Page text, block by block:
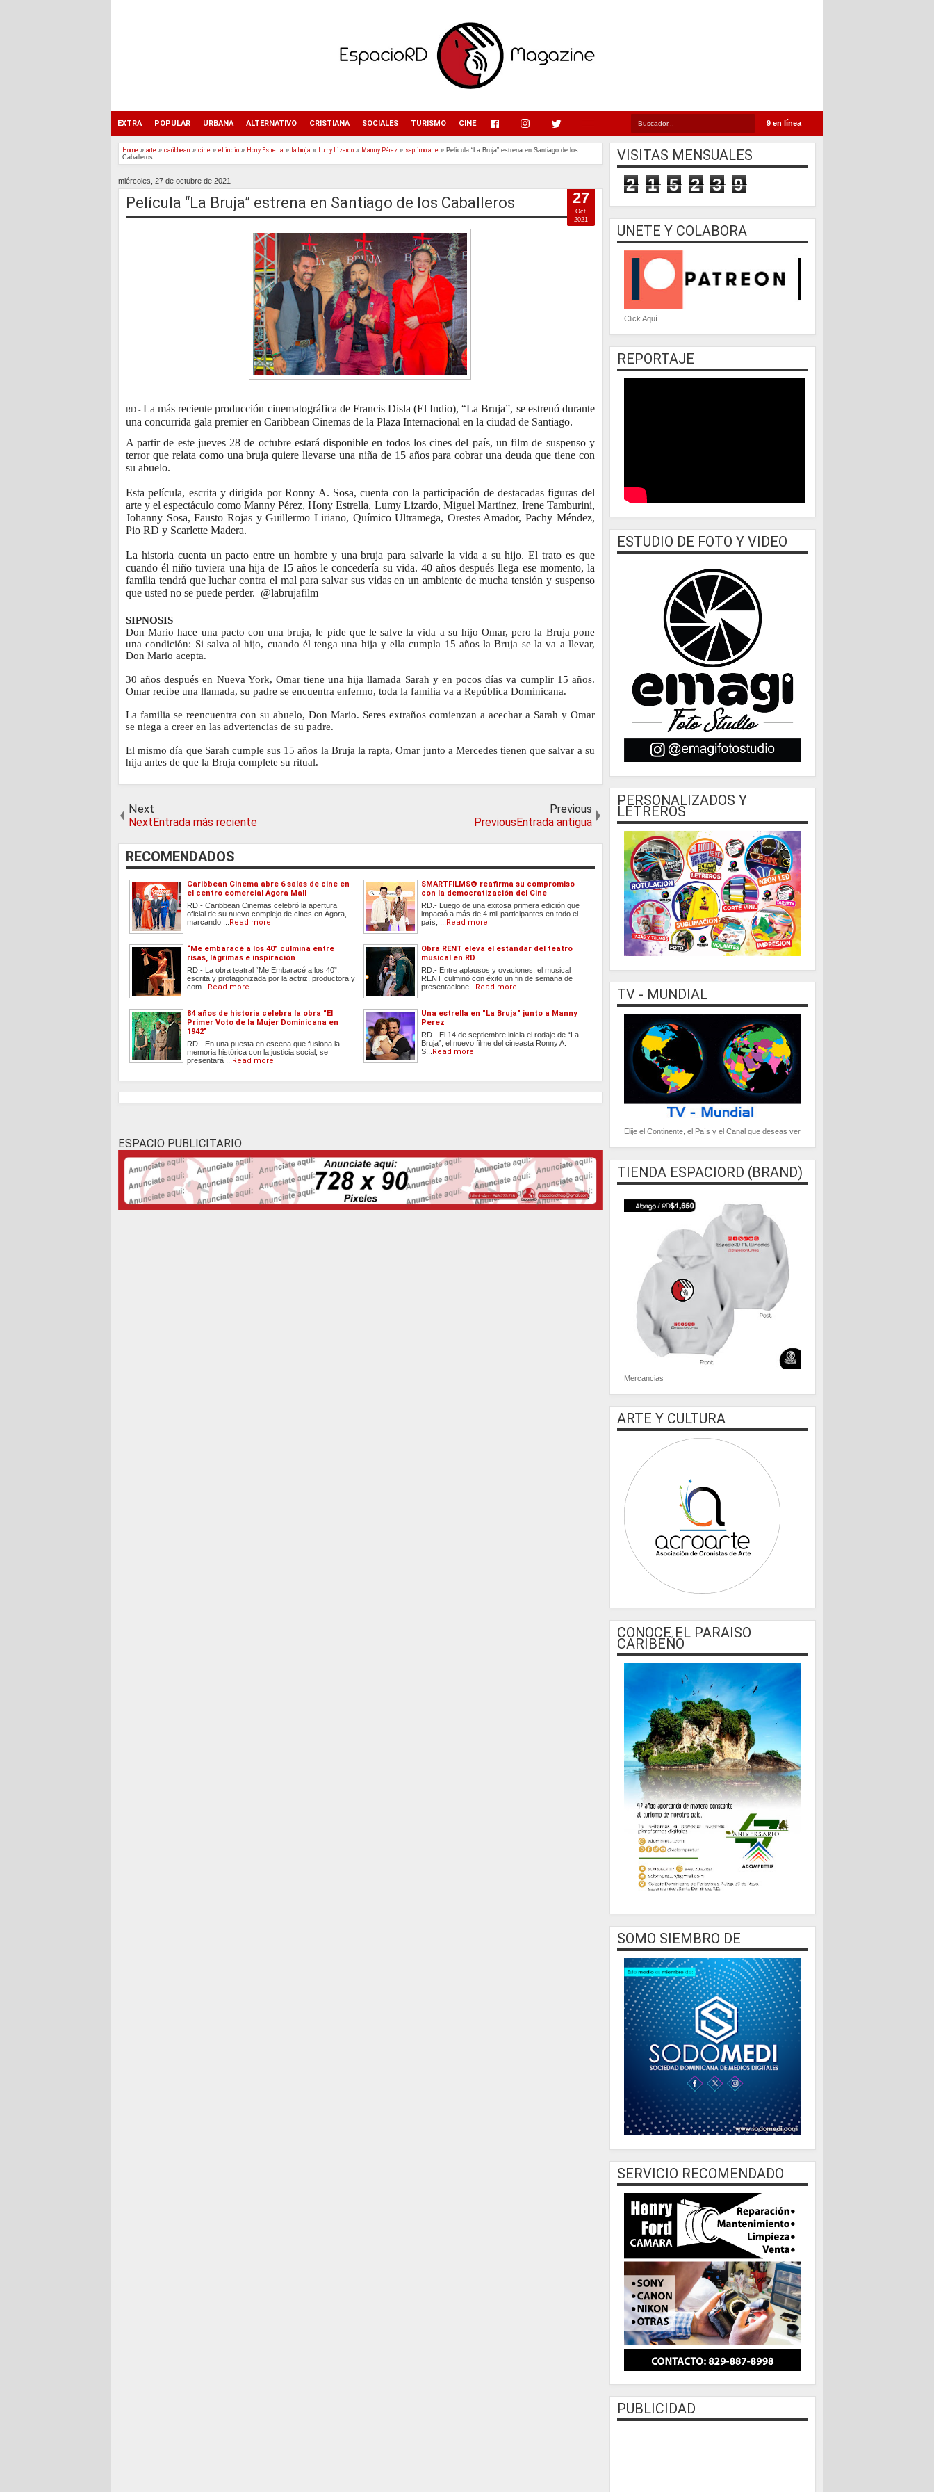
9 en línea
EXTRA POPULAR URBANA ALTERNATIVO CRISTIANA SOCIALES TURISMO CINE
Home » arte » caribbean » cine » el indio » Hony Estrella » la bruja » Lumy Lizardo » Manny Pérez » septimo arte » Película “La Bruja” estrena en Santiago de los
Caballeros
miércoles, 27 de octubre de 2021
Película “La Bruja” estrena en Santiago de los Caballeros
RD.- La más reciente producción cinematográfica de Francis Disla (El Indio), “La Bruja”, se estrenó durante
una concurrida gala premier en Caribbean Cinemas de la Plaza Internacional en la ciudad de Santiago.
A partir de este jueves 28 de octubre estará disponible en todos los cines del país, un film de suspenso y
terror que relata como una bruja quiere llevarse una niña de 15 años para cobrar una deuda que tiene con
su abuelo.
Esta película, escrita y dirigida por Ronny A. Sosa, cuenta con la participación de destacadas figuras del
arte y el espectáculo como Manny Pérez, Hony Estrella, Lumy Lizardo, Miguel Martínez, Irene Tamburini,
Johanny Sosa, Fausto Rojas y Guillermo Liriano, Químico Ultramega, Orestes Amador, Pachy Méndez,
Pio RD y Scarlette Madera.
La historia cuenta un pacto entre un hombre y una bruja para salvarle la vida a su hijo. El trato es que
cuando él niño tuviera una hija de 15 años le concedería su vida. 40 años después llega ese momento, la
familia tendrá que luchar contra el mal para salvar sus vidas en un ambiente de mucha tensión y suspenso
que usted no se puede perder. @labrujafilm
SIPNOSIS
Don Mario hace una pacto con una bruja, le pide que le salve la vida a su hijo Omar, pero la Bruja pone
una condición: Si salva al hijo, cuando él tenga una hija y ella cumpla 15 años la Bruja se la va a llevar,
Don Mario acepta.
30 años después en Nueva York, Omar tiene una hija llamada Sarah y en pocos días va cumplir 15 años.
Omar recibe una llamada, su padre se encuentra enfermo, toda la familia va a República Dominicana.
La familia se reencuentra con su abuelo, Don Mario. Seres extraños comienzan a acechar a Sarah y Omar
se niega a creer en las advertencias de su padre.
El mismo día que Sarah cumple sus 15 años la Bruja la rapta, Omar junto a Mercedes tienen que salvar a su
hija antes de que la Bruja complete su ritual.
27
Oct
2021
Next
NextEntrada más reciente
Previous
PreviousEntrada antigua
RECOMENDADOS
Caribbean Cinema abre 6 salas de cine en
el centro comercial Ágora Mall
RD.- Caribbean Cinemas celebró la apertura
oficial de su nuevo complejo de cines en Ágora,
marcando ...
Read more
SMARTFILMS®️ reafirma su compromiso
con la democratización del Cine
RD.- Luego de una exitosa primera edición que
impactó a más de 4 mil participantes en todo el
país, ...
Read more
“Me embaracé a los 40” culmina entre
risas, lágrimas e inspiración
RD.- La obra teatral “Me Embaracé a los 40”,
escrita y protagonizada por la actriz, productora y
com...
Read more
Obra RENT eleva el estándar del teatro
musical en RD
RD.- Entre aplausos y ovaciones, el musical
RENT culminó con éxito un fin de semana de
presentacione...
Read more
84 años de historia celebra la obra “El
Primer Voto de la Mujer Dominicana en
1942”
RD.- En una puesta en escena que fusiona la
memoria histórica con la justicia social, se
presentará ...
Read more
Una estrella en "La Bruja" junto a Manny
Perez
RD.- El 14 de septiembre inicia el rodaje de “La
Bruja”, el nuevo filme del cineasta Ronny A.
S...
Read more
ESPACIO PUBLICITARIO
VISITAS MENSUALES
2 1 5 2 3 9
UNETE Y COLABORA
Click Aquí
REPORTAJE
ESTUDIO DE FOTO Y VIDEO
PERSONALIZADOS Y
LETREROS
TV - MUNDIAL
Elije el Continente, el País y el Canal que deseas ver
TIENDA ESPACIORD (BRAND)
Mercancias
ARTE Y CULTURA
CONOCE EL PARAISO
CARIBEÑO
SOMO SIEMBRO DE
SERVICIO RECOMENDADO
PUBLICIDAD